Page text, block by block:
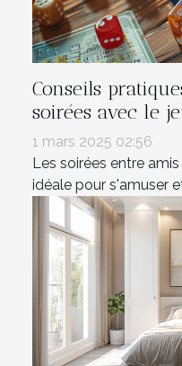
Conseils
soirées avec le
1 mars 2025 02:56
Les soirées entre
idéale pour s'amuser